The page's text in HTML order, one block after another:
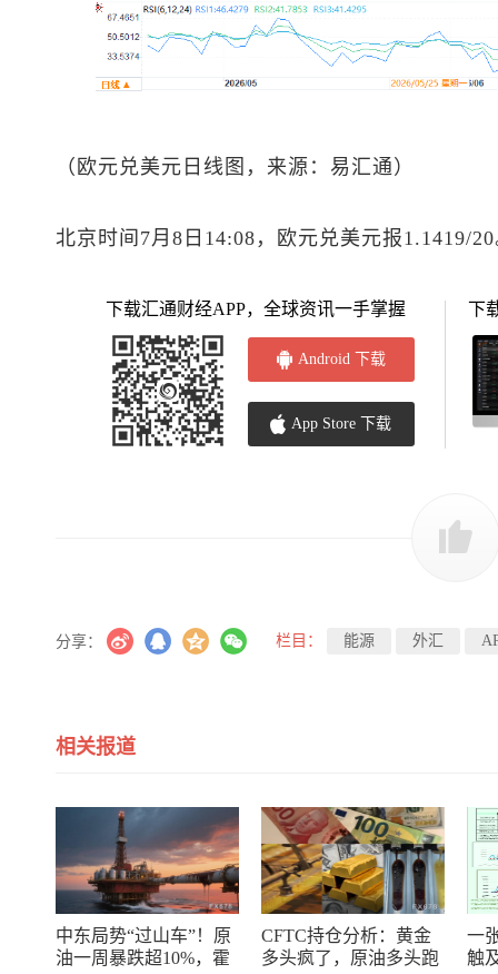
（ 欧元兑美元 日线图，来源：易汇通）
北京时间7月8日14:08， 欧元兑美元报1.1419/
下载汇通财经APP，全球资讯一手掌握
Android 下载
App Store 下载
下
分享： 栏目： 能源 外汇
相关报道
中东局势“过山车”！原
油一周暴跌超10%，霍
CFTC持仓分析：黄金
多头疯了，原油多头跑
一
触